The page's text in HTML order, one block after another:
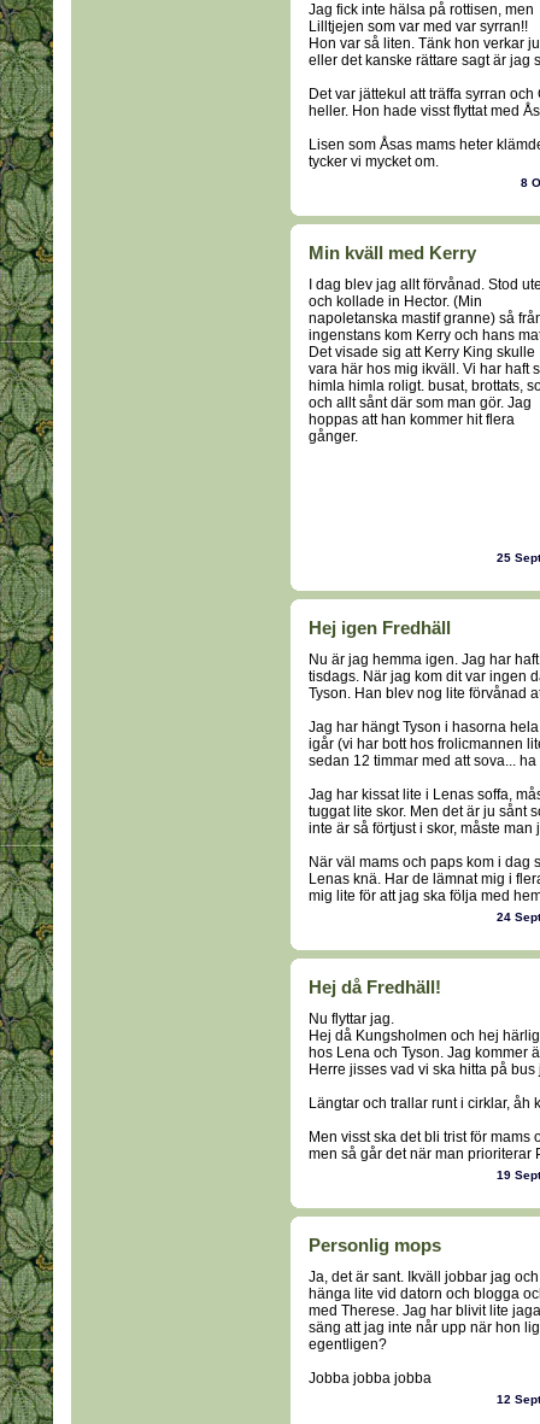
Jag fick inte hälsa på rottisen, men
Lilltjejen som var med var syrran!!
Hon var så liten. Tänk hon verkar
eller det kanske rättare sagt är jag
Det var jättekul att träffa syrran
heller. Hon hade visst flyttat med
Lisen som Åsas mams heter
tycker vi mycket om.
8
Min kväll med Kerry
I dag blev jag allt förvånad. Stod
och kollade in Hector. (Min
napoletanska mastif granne) så
ingenstans kom Kerry och hans
Det visade sig att Kerry King skulle
vara här hos mig ikväll. Vi har haft
himla himla roligt. busat, brottats,
och allt sånt där som man gör. Jag
hoppas att han kommer hit flera
gånger.
25
Hej igen Fredhäll
Nu är jag hemma igen. Jag har
tisdags. När jag kom dit var ingen
Tyson. Han blev nog lite förvånad
Jag har hängt Tyson i hasorna
igår (vi har bott hos frolicmannen
sedan 12 timmar med att sova...
Jag har kissat lite i Lenas soffa,
tuggat lite skor. Men det är ju sånt
inte är så förtjust i skor, måste
När väl mams och paps kom i dag
Lenas knä. Har de lämnat mig i
mig lite för att jag ska följa med
24
Hej då Fredhäll!
Nu flyttar jag.
Hej då Kungsholmen och hej
hos Lena och Tyson. Jag kommer
Herre jisses vad vi ska hitta på bus
Längtar och trallar runt i cirklar, åh
Men visst ska det bli trist för
men så går det när man prioriterar
19
Personlig mops
Ja, det är sant. Ikväll jobbar jag
hänga lite vid datorn och blogga
med Therese. Jag har blivit lite
säng att jag inte når upp när hon
egentligen?
Jobba jobba jobba
12